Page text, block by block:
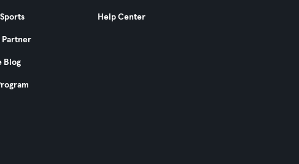
Partner
Blog
Help Center